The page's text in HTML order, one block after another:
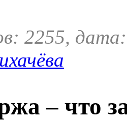
2255,
– что